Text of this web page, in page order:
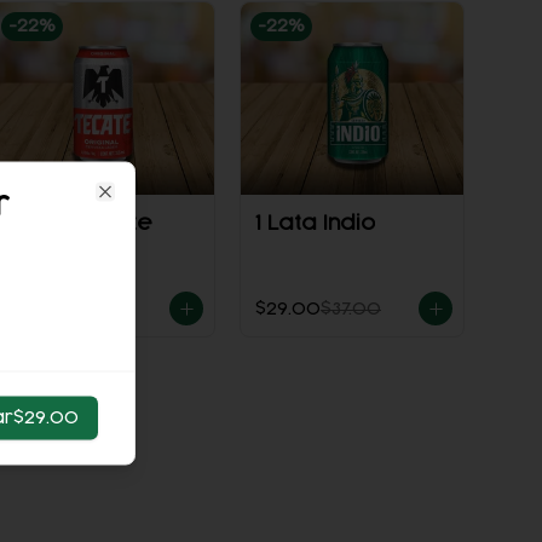
-22%
1 Lata Tecate
-22%
1 Lata Indio
$29.00$37.00
$29.00
Close